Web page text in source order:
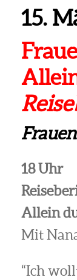
15.
18 Uhr
Allein
Mit
“Ich